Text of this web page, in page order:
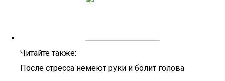
Читайте также:
После стресса немеют руки и болит голова